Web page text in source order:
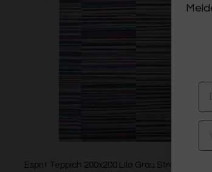
Esprit Teppich 200x200 Lila Grau Streifen